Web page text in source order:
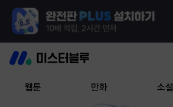
웹툰 만화 소설